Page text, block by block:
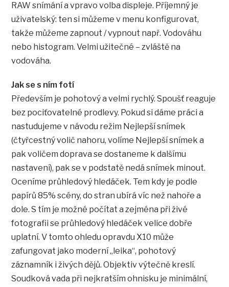
RAW snímání a vpravo volba displeje. Příjemný je
uživatelský: ten si můžeme v menu konfigurovat,
takže můžeme zapnout / vypnout např. Vodováhu
nebo histogram. Velmi užitečné – zvláště na
vodováha.
Jak se s ním fotí
Především je pohotový a velmi rychlý. Spoušť reaguje
bez pociťovatelné prodlevy. Pokud si dáme práci a
nastudujeme v návodu režim Nejlepší snímek
(čtyřcestný volič nahoru, volíme Nejlepší snímek a
pak voličem doprava se dostaneme k dalšímu
nastavení), pak se v podstatě nedá snímek minout.
Oceníme průhledový hledáček. Tem kdy je podle
papírů 85% scény, do stran ubírá víc než nahoře a
dole. S tím je možné počítat a zejména při živé
fotografii se průhledový hledáček velice dobře
uplatní. V tomto ohledu opravdu X10 může
zafungovat jako moderní „leika“, pohotový
záznamník i živých dějů. Objektiv výtečně kreslí.
Soudková vada při nejkratším ohnisku je minimální,